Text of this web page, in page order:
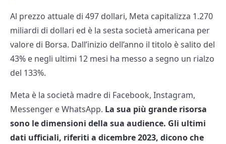
Al prezzo attuale di 497 dollari, Meta capitalizza 1.270
miliardi di dollari ed è la sesta società americana per
valore di Borsa. Dall’inizio dell’anno il titolo è salito del
43% e negli ultimi 12 mesi ha messo a segno un rialzo
del 133%.
Meta è la società madre di Facebook, Instagram,
Messenger e WhatsApp. La sua più grande risorsa
sono le dimensioni della sua audience. Gli ultimi
dati ufficiali, riferiti a dicembre 2023, dicono che